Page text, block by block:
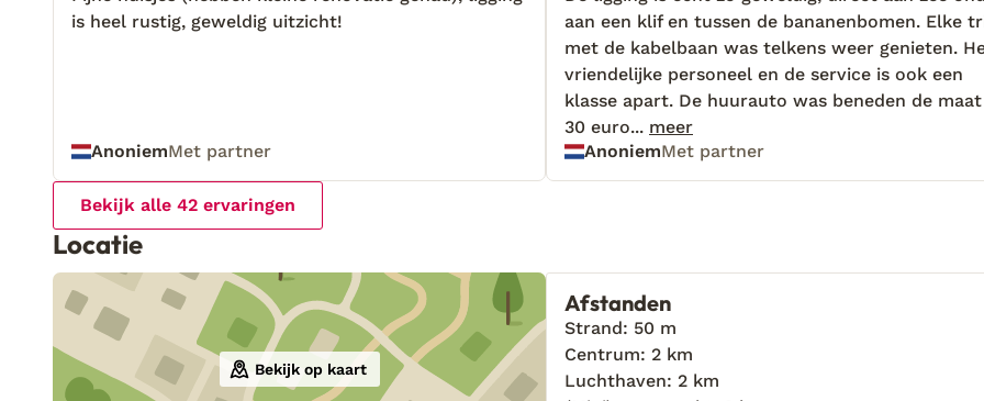
is heel rustig, geweldig uitzicht!
is heel rustig, geweldig uitzicht!
AnoniemMet partner
aan een klif en tussen de bananenbomen. Elke
met de kabelbaan was telkens weer genieten.
vriendelijke personeel en de service is ook een
klasse apart. De huurauto was beneden de
30 euro betalen om voor half 9 de auto te
retourneren was totaal niet nodig, aangezien je
het vliegveld toch nog een uur in de rij staat om
aan een klif en tussen de bananenbomen. Elke
met de kabelbaan was telkens weer genieten.
vriendelijke personeel en de service is ook een
klasse apart. De huurauto was beneden de
30 euro... meer
AnoniemMet partner
Bekijk alle 42 ervaringen
Locatie
Bekijk op kaart
Afstanden
Strand: 50 m
Centrum: 2 km
Luchthaven: 2 km